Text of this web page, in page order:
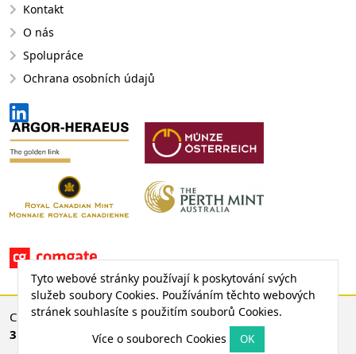
Tyto webové stránky používají k poskytování svých
služeb soubory Cookies. Používáním těchto webových
stránek souhlasíte s použitím souborů Cookies.
Více o souborech Cookies
Kontakt
O nás
Spolupráce
Ochrana osobních údajů
© 2008 - 2026 EMS Gold Investments, s. r. o.
CENA ZLATA
3 756,53 €
31,76 € (0,85 %)